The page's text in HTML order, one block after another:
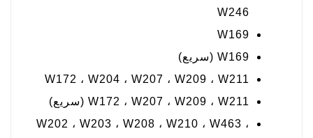
W246
W169
W169 (سريع)
W172 ، W204 ، W207 ، W209 ، W211
W172 ، W207 ، W209 ، W211 (سريع)
W202 ، W203 ، W208 ، W210 ، W463 ،